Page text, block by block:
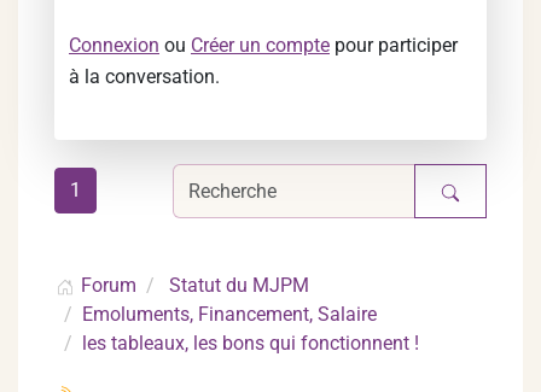
Connexion ou Créer un compte pour participer
à la conversation.
1
Forum
Statut du MJPM
Emoluments, Financement, Salaire
les tableaux, les bons qui fonctionnent !